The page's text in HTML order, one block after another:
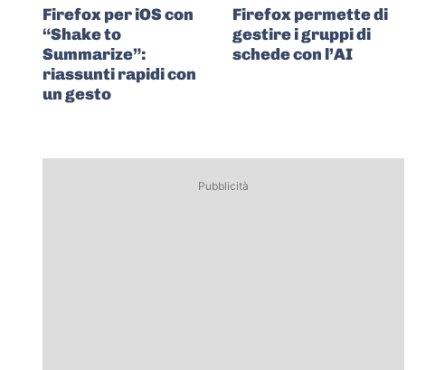
Firefox per iOS con
“Shake to
Summarize”:
riassunti rapidi con
un gesto
Firefox permette di
gestire i gruppi di
schede con l’AI
Pubblicità